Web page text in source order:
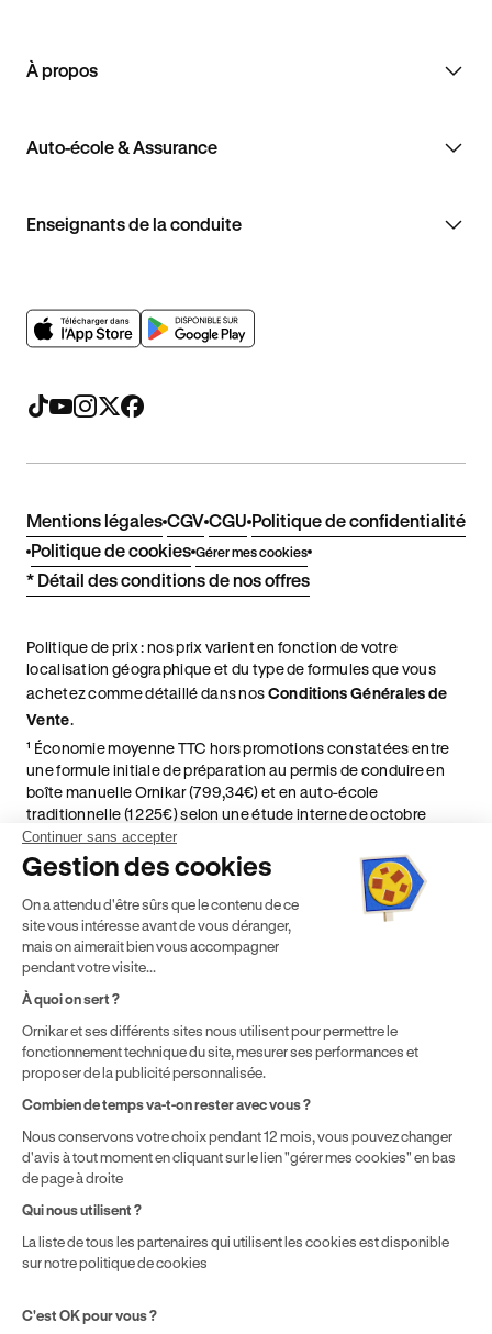
À propos
Auto-école & Assurance
Enseignants de la conduite
Mentions légales CGV CGU Politique de confidentialité
Politique de cookies Gérer mes cookies
* Détail des conditions de nos offres
Politique de prix : nos prix varient en fonction de votre
localisation géographique et du type de formules que vous
achetez comme détaillé dans nosConditions Générales de
Vente.
¹ Économie moyenne TTC hors promotions constatées entre
une formule initiale de préparation au permis de conduire en
boîte manuelle Ornikar (799,34€) et en auto-école
traditionnelle (1 225€) selon une étude interne de octobre
2024. Étude menée sur le marché des auto-écoles situées en
France métropolitaine & en outre-mer.
² Le prix de référence auquel est appliqué cette réduction
dépend de la zone géographique dans laquelle vous souhaitez
effectuer vos heures de conduite conformément à l'Article 6
de nos Conditions Générales de Vente
⁵ Montant du financement CPF variable selon les droits acquis
par chaque bénéficiaire. Exemple donné pour un titulaire
solde disponible sur le Compte Personnel de Formation et du
prix de la formation choisie.
Continuer sans accepter
Gestion des cookies
On a attendu d'être sûrs que le contenu de ce
site vous intéresse avant de vous déranger,
mais on aimerait bien vous accompagner
pendant votre visite...
À quoi on sert ?
Ornikar et ses différents sites nous utilisent pour permettre le
fonctionnement technique du site, mesurer ses performances et
proposer de la publicité personnalisée.
Combien de temps va-t-on rester avec vous ?
Nous conservons votre choix pendant 12 mois, vous pouvez changer
d'avis à tout moment en cliquant sur le lien "gérer mes cookies" en bas
de page à droite
Qui nous utilisent ?
La liste de tous les partenaires qui utilisent les cookies est disponible
sur notre politique de cookies
C'est OK pour vous ?